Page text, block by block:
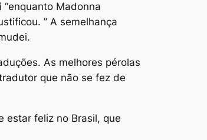
Madonna
” A semelhança
As melhores pérolas
que não se fez de
estar feliz no Brasil, que